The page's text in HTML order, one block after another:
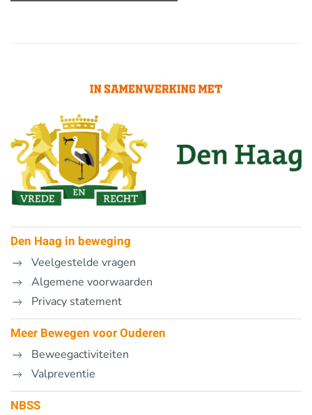
Den Haag in beweging
Veelgestelde vragen
Algemene voorwaarden
Privacy statement
Meer Bewegen voor Ouderen
Beweegactiviteiten
Valpreventie
NBSS